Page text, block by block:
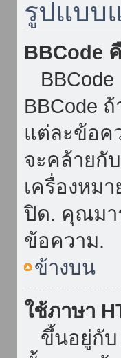
รูปแบบ
BBCode
BBCode
BBCode
แต่ละข้อค
จะคล้ายกั
เครื่องหม
ปิด. คุณมา
ข้อความ.
ข้างบน
ใช้ภาษา
ขึ้นอยู่กับ